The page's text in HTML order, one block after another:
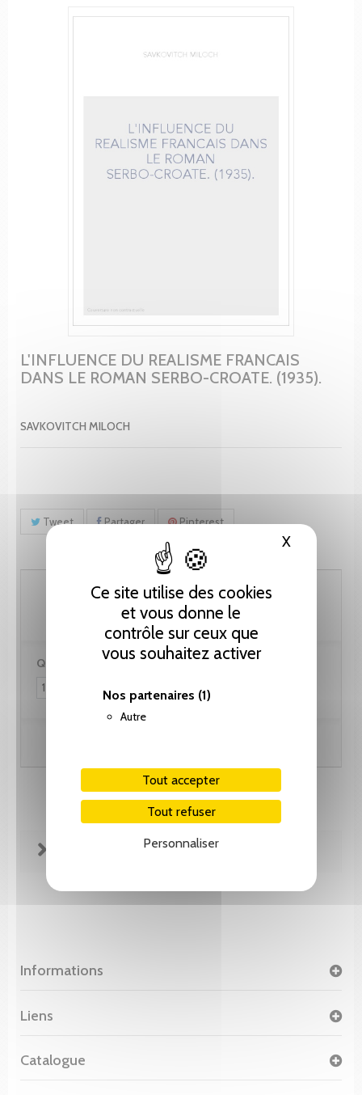
Ce site utilise des cookies
et vous donne le
contrôle sur ceux que
vous souhaitez activer
Nos partenaires (1)
Autre
Tout accepter
Tout refuser
Personnaliser
XMasquer
L'INFLUENCE DU REALISME FRANCAIS
DANS LE ROMAN SERBO-CROATE. (1935).
SAVKOVITCH MILOCH
Tweet Partager Pinterest
102.60 CHF
Quantité :
FICHE TECHNIQUE
Informations
Liens
Catalogue